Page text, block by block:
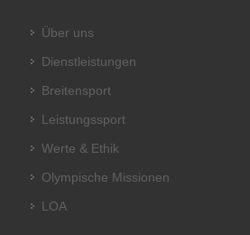
Über uns
Dienstleistungen
Breitensport
Leistungssport
Werte & Ethik
Olympische Missionen
LOA